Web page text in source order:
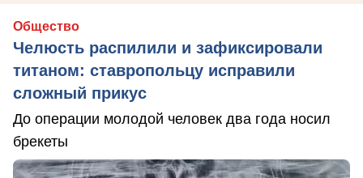
Общество
Челюсть распилили и зафиксировали
титаном: ставропольцу исправили
сложный прикус
До операции молодой человек два года носил
брекеты